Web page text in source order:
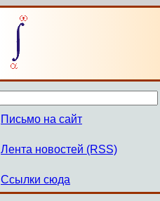
Письмо на сайт
Лента новостей (RSS)
Ссылки сюда